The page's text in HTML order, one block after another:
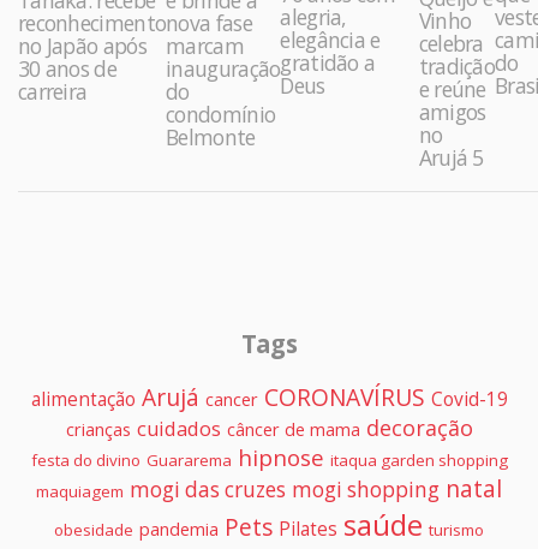
reconhecimento
no Japão após
30 anos de
carreira
nova fase
marcam
inauguração
do
condomínio
Belmonte
alegria,
elegância e
gratidão a
Deus
Vinho
celebra
tradição
e reúne
amigos
no
Arujá 5
do
Tags
alimentação Arujá cancer CORONAVÍRUS Covid-19
crianças cuidados câncer de mama decoração
festa do divino Guararema hipnose itaqua garden shopping
maquiagem mogi das cruzes mogi shopping natal
obesidade pandemia Pets Pilates saúde turismo